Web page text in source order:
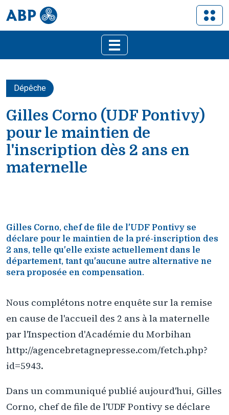
Dépêche
Gilles Corno (UDF Pontivy)
pour le maintien de
l'inscription dès 2 ans en
maternelle
Gilles Corno, chef de file de l'UDF Pontivy se
déclare pour le maintien de la pré-inscription des
2 ans, telle qu'elle existe actuellement dans le
département, tant qu'aucune autre alternative ne
sera proposée en compensation.
Nous complétons notre enquête sur la remise
en cause de l'accueil des 2 ans à la maternelle
par l'Inspection d'Académie du Morbihan
http://agencebretagnepresse.com/fetch.php?
id=5943.
Dans un communiqué publié aujourd'hui, Gilles
Corno, chef de file de l'UDF Pontivy se déclare